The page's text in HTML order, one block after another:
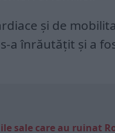
și de
a înrăutățit și a
sale care au ruinat